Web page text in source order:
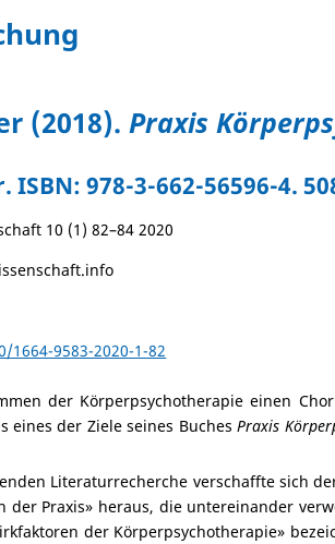
(2018). Praxis
978-3-662-56596-4.
10 (1) 82–84 2020
9583-2020-1-82
der Körperpsychotherapie einen
eines der Ziele seines BuchesPraxis
Literaturrecherche verschaffte sich
der Praxis» heraus, die untereinander
der Körperpsychotherapie»